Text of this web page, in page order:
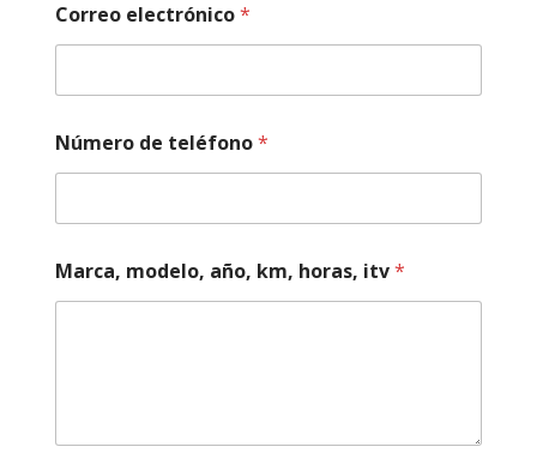
Correo electrónico*
o
r
e
*
a
s
,
Número de teléfono*
Marca, modelo, año, km, horas, itv*